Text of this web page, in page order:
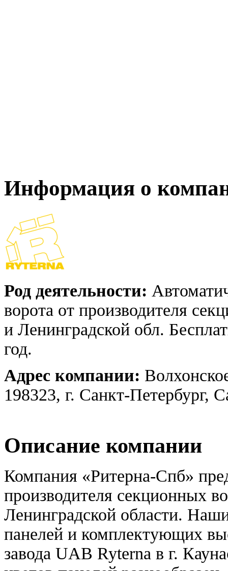
Информация о
Род деятельности:
ворота от производителя
и Ленинградской обл.
год.
Адрес компании:
198323, г. Санкт-Петербург,
Описание компании
Компания «Ритерна-Спб»
производителя секционных
Ленинградской области.
панелей и комплектующих
завода UAB Ryterna в г.